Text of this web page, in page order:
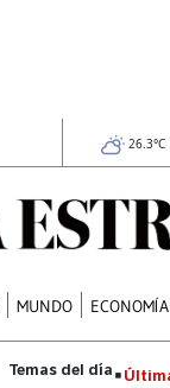
26.3°C
MUNDO ECONOMÍA